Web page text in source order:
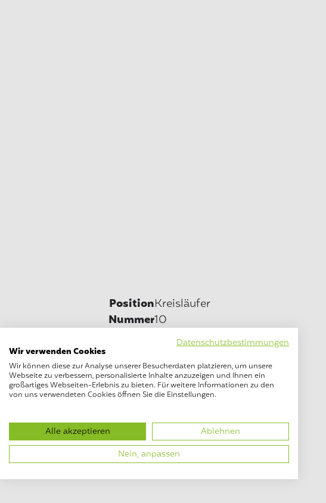
PositionKreisläufer
Nummer10
16.9.2011
Bisherige
Vereine
-
Im TVE seit2016
HobbiesHandball
Datenschutzbestimmungen
Wir verwenden Cookies
Wir können diese zur Analyse unserer Besucherdaten platzieren, um unsere
Webseite zu verbessern, personalisierte Inhalte anzuzeigen und Ihnen ein
großartiges Webseiten-Erlebnis zu bieten. Für weitere Informationen zu den
von uns verwendeten Cookies öffnen Sie die Einstellungen.
Alle akzeptieren
Ablehnen
Nein, anpassen